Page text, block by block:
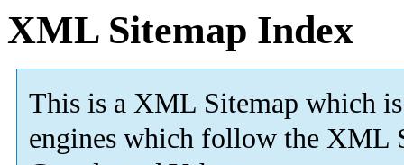
XML Sitemap Index
This is a XML Sitemap which is
engines which follow the XML